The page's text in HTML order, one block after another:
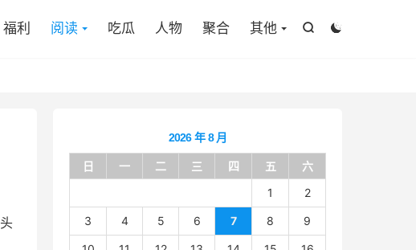


福利 阅读 吃瓜 人物 聚合 其他
2026 年 8 月
日 一 二 三 四 五
六
1
2
3 4 5 6 7 8 9